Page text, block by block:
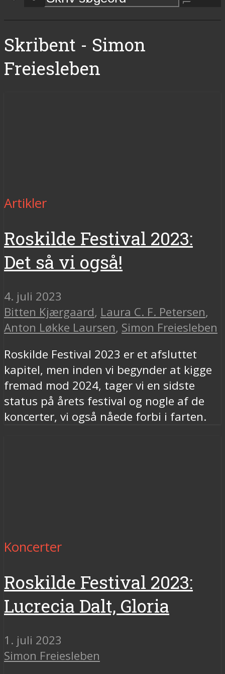
Skribent - Simon
Freiesleben
Artikler
Roskilde Festival 2023:
Det så vi også!
4. juli 2023
Bitten Kjærgaard, Laura C. F. Petersen,
Anton Løkke Laursen, Simon Freiesleben
Roskilde Festival 2023 er et afsluttet
kapitel, men inden vi begynder at kigge
fremad mod 2024, tager vi en sidste
status på årets festival og nogle af de
koncerter, vi også nåede forbi i farten.
Koncerter
Roskilde Festival 2023:
Lucrecia Dalt, Gloria
1. juli 2023
Simon Freiesleben